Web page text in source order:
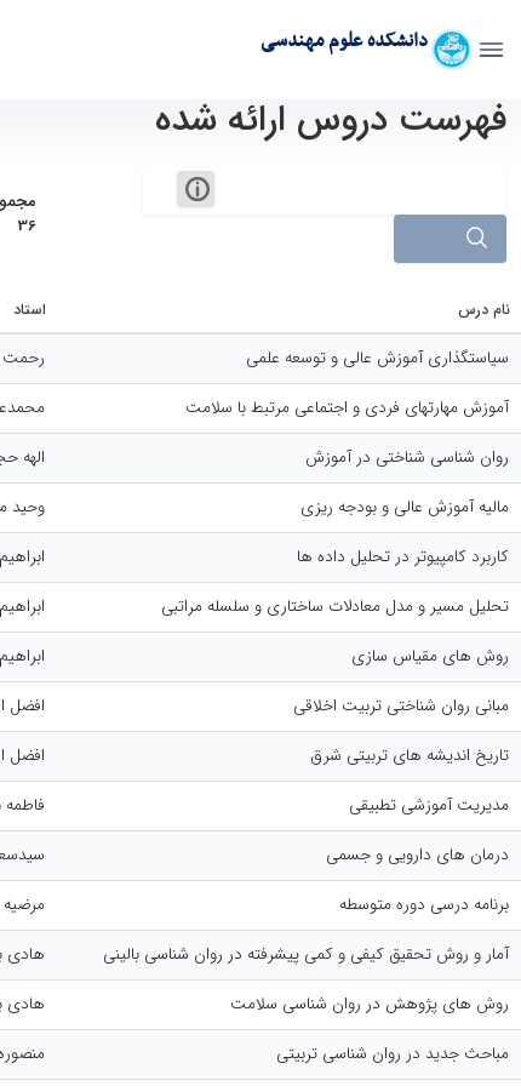
دانشکده علوم مهندسی
دروس ارائه شده - دانشکده علوم مهندسی esc
فهرست دروس ارائه شده
36
نام درس استاد
سیاستگذاری آموزش عالی و توسعه علمی رحمت
آموزش مهارتهای فردی و اجتماعی مرتبط با سلامت
روان شناسی شناختی در آموزش
الهه
مالیه آموزش عالی و بودجه ریزی
وحید
کاربرد کامپیوتر در تحلیل داده ها
تحلیل مسیر و مدل معادلات ساختاری و سلسله مراتبی
روش های مقیاس سازی
مبانی روان شناختی تربیت اخلاقی
افضل
تاریخ اندیشه های تربیتی شرق
افضل
مدیریت آموزشی تطبیقی
فاطمه
درمان های دارویی و جسمی
برنامه درسی دوره متوسطه
آمار و روش تحقیق کیفی و کمی پیشرفته در روان شناسی بالینی
هادی
روش های پژوهش در روان شناسی سلامت
هادی
مباحث جدید در روان شناسی تربیتی